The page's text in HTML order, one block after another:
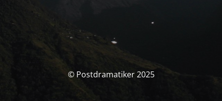
© Postdramatiker 2025